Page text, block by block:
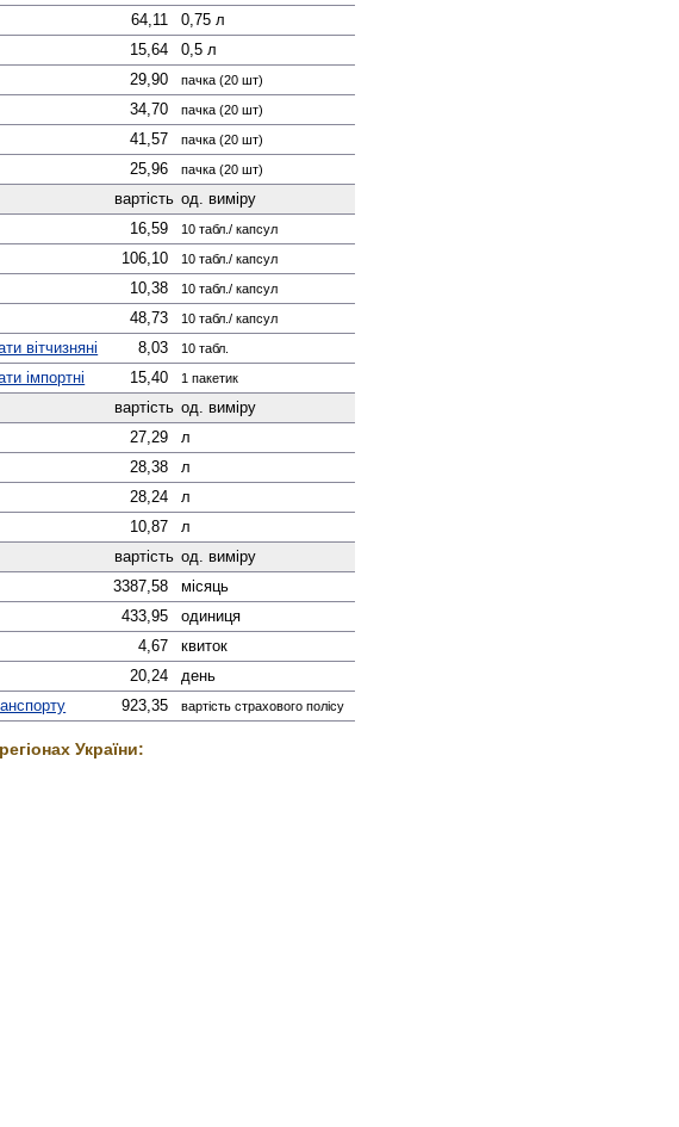
64,11
0,75 л
15,64
0,5 л
29,90 пачка (20 шт)
34,70 пачка (20 шт)
41,57 пачка (20 шт)
25,96 пачка (20 шт)
вартість од. виміру
16,59 10 табл./ капсул
106,10 10 табл./ капсул
10,38 10 табл./ капсул
48,73 10 табл./ капсул
вітчизняні 8,03 10 табл.
імпортні 15,40 1 пакетик
вартість од. виміру
27,29
л
28,38
л
28,24
л
10,87
л
вартість од. виміру
3387,58
місяць
433,95
одиниця
4,67
квиток
20,24
день
923,35 вартість страхового полісу
України: